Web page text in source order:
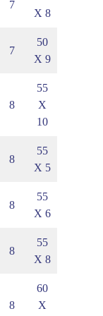
X 8
7
50
X 9
7
55
X
10
8
55
X 5
8
55
X 6
8
55
X 8
8
60
X
8